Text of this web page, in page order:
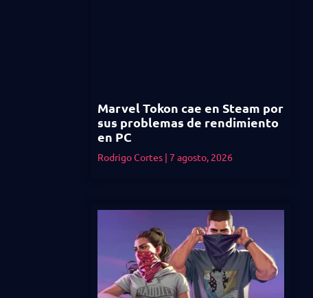
Marvel Tokon cae en Steam por
sus problemas de rendimiento
en PC
Rodrigo Cortes 7 agosto, 2026